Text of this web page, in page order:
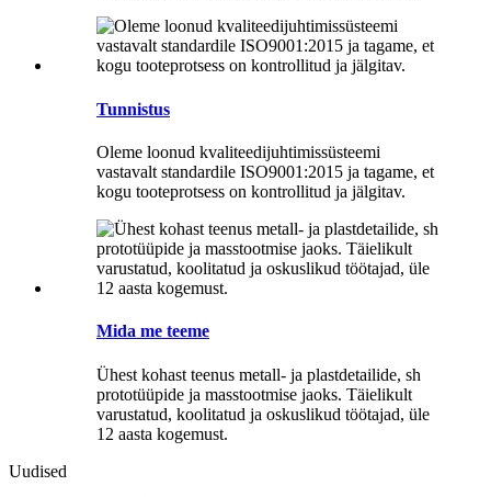
Tunnistus
Oleme loonud kvaliteedijuhtimissüsteemi
vastavalt standardile ISO9001:2015 ja tagame, et
kogu tooteprotsess on kontrollitud ja jälgitav.
Mida me teeme
Ühest kohast teenus metall- ja plastdetailide, sh
prototüüpide ja masstootmise jaoks. Täielikult
varustatud, koolitatud ja oskuslikud töötajad, üle
12 aasta kogemust.
Uudised